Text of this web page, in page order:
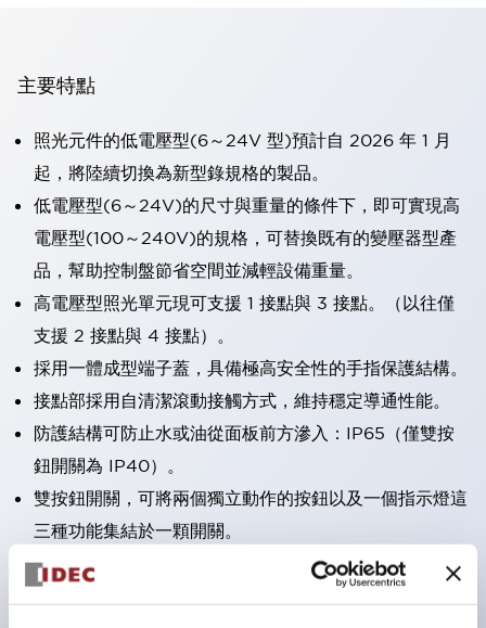
主要特點
照光元件的低電壓型(6～24V 型)預計自 2026 年 1 月
起，將陸續切換為新型錄規格的製品。
低電壓型(6～24V)的尺寸與重量的條件下，即可實現高
電壓型(100～240V)的規格，可替換既有的變壓器型產
品，幫助控制盤節省空間並減輕設備重量。
高電壓型照光單元現可支援 1 接點與 3 接點。（以往僅
支援 2 接點與 4 接點）。
採用一體成型端子蓋，具備極高安全性的手指保護結構。
接點部採用自清潔滾動接觸方式，維持穩定導通性能。
防護結構可防止水或油從面板前方滲入：IP65（僅雙按
鈕開關為 IP40）。
雙按鈕開關，可將兩個獨立動作的按鈕以及一個指示燈這
三種功能集結於一顆開關。
完整支援全球各地需求的多種電壓規格。